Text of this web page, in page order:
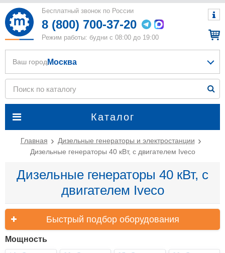
Бесплатный звонок по России
8 (800) 700-37-20
Режим работы: будни с 08:00 до 19:00
Каталог
Ваш город Москва
Главная
Дизельные генераторы и электростанции
Дизельные генераторы 40 кВт, с двигателем Iveco
Дизельные генераторы 40 кВт, с
двигателем Iveco
Быстрый подбор оборудования
Мощность